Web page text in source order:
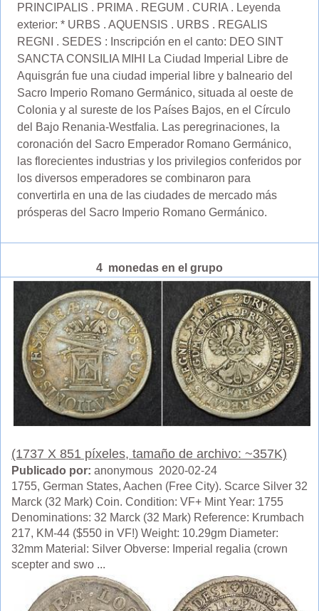
PRINCIPALIS . PRIMA . REGUM . CURIA . Leyenda
exterior: * URBS . AQUENSIS . URBS . REGALIS
REGNI . SEDES : Inscripción en el canto: DEO SINT
SANCTA CONSILIA MIHI La Ciudad Imperial Libre de
Aquisgrán fue una ciudad imperial libre y balneario del
Sacro Imperio Romano Germánico, situada al oeste de
Colonia y al sureste de los Países Bajos, en el Círculo
del Bajo Renania-Westfalia. Las peregrinaciones, la
coronación del Sacro Emperador Romano Germánico,
las florecientes industrias y los privilegios conferidos por
los diversos emperadores se combinaron para
convertirla en una de las ciudades de mercado más
prósperas del Sacro Imperio Romano Germánico.
4 monedas en el grupo
(1737 X 851 píxeles, tamaño de archivo: ~357K)
Publicado por: anonymous 2020-02-24
1755, German States, Aachen (Free City). Scarce Silver 32
Marck (32 Mark) Coin. Condition: VF+ Mint Year: 1755
Denominations: 32 Marck (32 Mark) Reference: Krumbach
217, KM-44 ($550 in VF!) Weight: 10.29gm Diameter:
32mm Material: Silver Obverse: Imperial regalia (crown
scepter and swo ...